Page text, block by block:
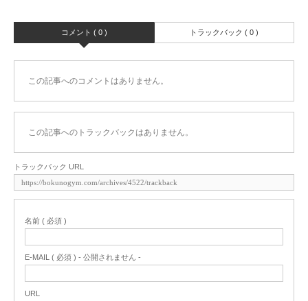
コメント ( 0 ) トラックバック ( 0 )
この記事へのコメントはありません。
この記事へのトラックバックはありません。
トラックバック URL
名前 ( 必須 )
E-MAIL ( 必須 ) - 公開されません -
URL